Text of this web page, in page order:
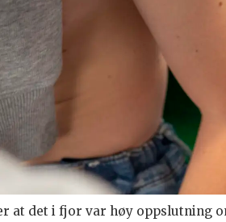
at det i fjor var høy oppslutning